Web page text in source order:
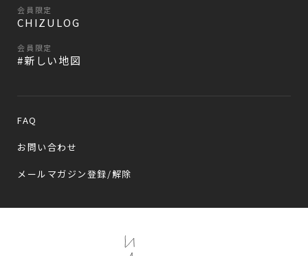
会員限定
CHIZULOG
会員限定
#新しい地図
FAQ
お問い合わせ
メールマガジン登録/解除